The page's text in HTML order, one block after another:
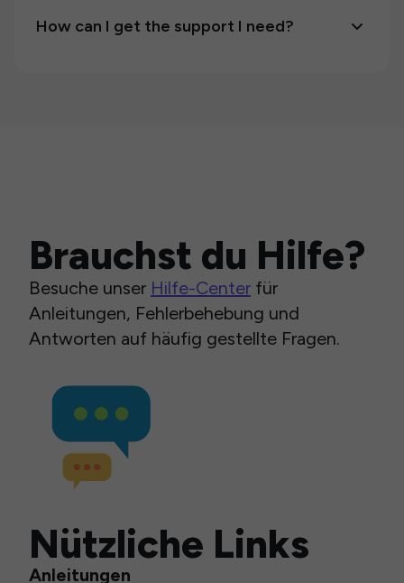
How can I get the support I need?
Brauchst du Hilfe?
Besuche unser Hilfe-Center für
Anleitungen, Fehlerbehebung und
Antworten auf häufig gestellte Fragen.
Nützliche Links
Anleitungen